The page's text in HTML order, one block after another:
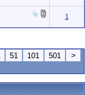
1
51 101 501
>